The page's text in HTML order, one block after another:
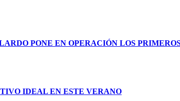
PONE EN OPERACIÓN LOS
IDEAL EN ESTE VERANO